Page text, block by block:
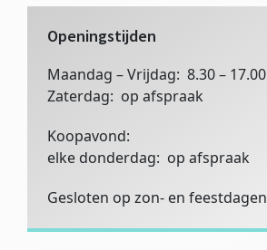
Openingstijden
Maandag – Vrijdag: 8.30 – 17.00
Zaterdag: op afspraak
Koopavond:
elke donderdag: op afspraak
Gesloten op zon- en feestdagen